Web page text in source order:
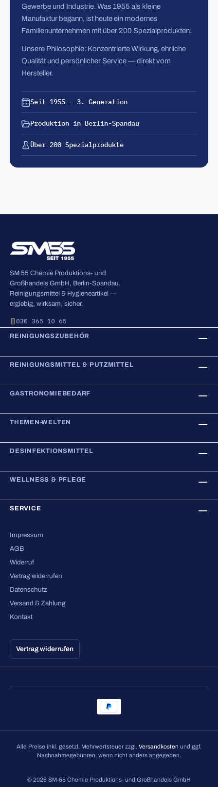
Gewerbe und Industrie. Was 1955 als kleine
Manufaktur begann, ist heute ein modernes
Familienunternehmen mit über 200 Spezialprodukten.
Unsere Philosophie: Konzentrierte Wirkung, ehrliche
Qualität und persönlicher Service — direkt vom
Hersteller.
Seit 1955 — 3. Generation
Produktion in Berlin-Spandau
Über 200 Spezialprodukte
SM 55 Chemie Produktions- und
Großhandels GmbH, Berlin-Spandau.
Reinigungsmittel & Hygieneartikel —
ergiebig, wirksam, sicher.
030 365 10 65
REINIGUNGSZUBEHÖR
REINIGUNGSMITTEL & PUTZMITTEL
GASTRONOMIEBEDARF
THEMEN-WELTEN
DESINFEKTIONSMITTEL
WELLNESS & PFLEGE
SERVICE
Impressum
AGB
Widerruf
Vertrag widerrufen
Datenschutz
Versand & Zahlung
Kontakt
Vertrag widerrufen
Alle Preise inkl. gesetzl. Mehrwertsteuer zzgl. Versandkosten und ggf.
Nachnahmegebühren, wenn nicht anders angegeben.
© 2026 SM-55 Chemie Produktions- und Großhandels GmbH